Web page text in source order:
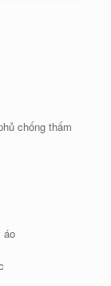
chống thấm
áo